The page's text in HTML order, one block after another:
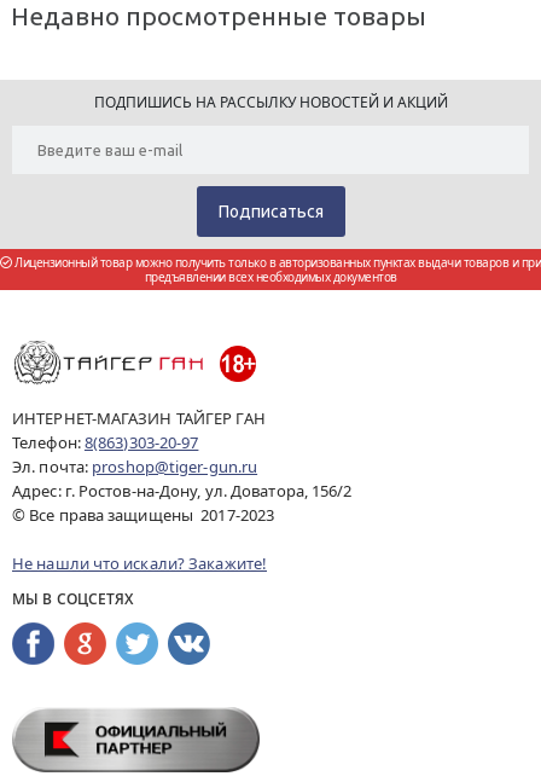
Недавно просмотренные товары
ПОДПИШИСЬ НА РАССЫЛКУ НОВОСТЕЙ И АКЦИЙ
Лицензионный товар можно получить только в авторизованных пунктах выдачи товаров и при
предъявлении всех необходимых документов
ИНТЕРНЕТ-МАГАЗИН ТАЙГЕР ГАН
Телефон:8(863)303-20-97
Эл. почта: proshop@tiger-gun.ru
Адрес: г. Ростов-на-Дону, ул. Доватора, 156/2
© Все права защищены 2017-2023
Не нашли что искали? Закажите!
МЫ В СОЦСЕТЯХ